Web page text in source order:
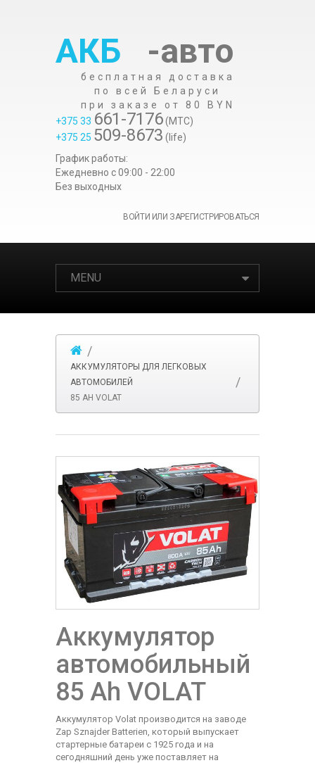
АКБ -авто
бесплатная доставка
по всей Беларуси
при заказе от 80 BYN
+375 33 661-7176(МТС)
+375 25 509-8673 (life)
График работы:
Ежедневно c 09:00 - 22:00
Без выходных
ВОЙТИ ИЛИ ЗАРЕГИСТРИРОВАТЬСЯ
MENU
АККУМУЛЯТОРЫ ДЛЯ ЛЕГКОВЫХ
АВТОМОБИЛЕЙ
85 АH VOLAT
Аккумулятор
автомобильный
85 Аh VOLAT
Аккумулятор Volat производится на заводе
Zap Sznajder Batterien, который выпускает
стартерные батареи с 1925 года и на
сегодняшний день уже поставляет на